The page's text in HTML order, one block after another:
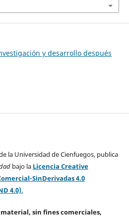
y desarrollo después
la Universidad de Cienfuegos, publica
bajo la Licencia Creative
SinDerivadas 4.0
4.0).
sin fines comerciales,